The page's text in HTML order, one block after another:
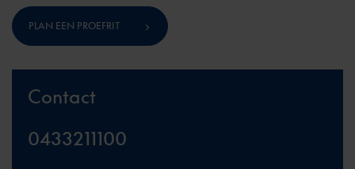
PLAN EEN PROEFRIT
Contact
0433211100